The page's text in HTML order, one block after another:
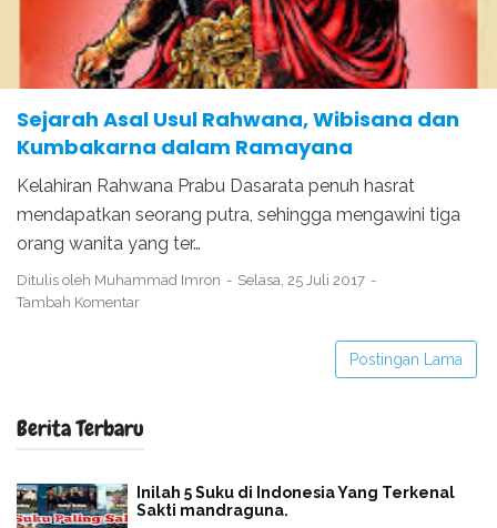
Sejarah Asal Usul Rahwana, Wibisana dan
Kumbakarna dalam Ramayana
Kelahiran Rahwana Prabu Dasarata penuh hasrat
mendapatkan seorang putra, sehingga mengawini tiga
orang wanita yang ter…
Ditulis oleh Muhammad Imron
Selasa, 25 Juli 2017
Tambah Komentar
Postingan Lama
Berita Terbaru
Inilah 5 Suku di Indonesia Yang Terkenal
Sakti mandraguna.